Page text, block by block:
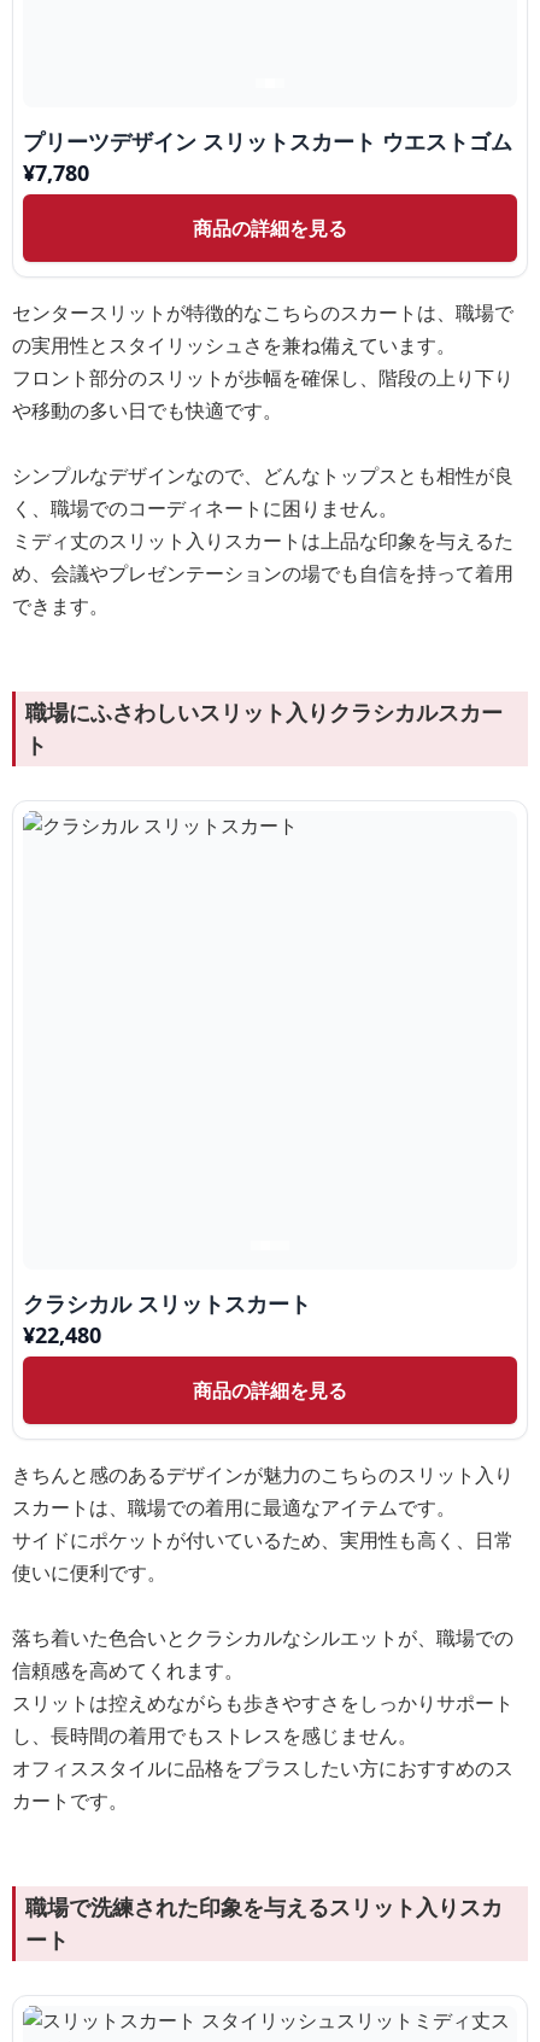
プリーツデザイン スリットスカート ウエストゴム
¥7,780
商品の詳細を見る
センタースリットが特徴的なこちらのスカートは、職場で
の実用性とスタイリッシュさを兼ね備えています。
フロント部分のスリットが歩幅を確保し、階段の上り下り
や移動の多い日でも快適です。
シンプルなデザインなので、どんなトップスとも相性が良
く、職場でのコーディネートに困りません。
ミディ丈のスリット入りスカートは上品な印象を与えるた
め、会議やプレゼンテーションの場でも自信を持って着用
できます。
職場にふさわしいスリット入りクラシカルスカー
ト
クラシカル スリットスカート
¥22,480
商品の詳細を見る
きちんと感のあるデザインが魅力のこちらのスリット入り
スカートは、職場での着用に最適なアイテムです。
サイドにポケットが付いているため、実用性も高く、日常
使いに便利です。
落ち着いた色合いとクラシカルなシルエットが、職場での
信頼感を高めてくれます。
スリットは控えめながらも歩きやすさをしっかりサポート
し、長時間の着用でもストレスを感じません。
オフィススタイルに品格をプラスしたい方におすすめのス
カートです。
職場で洗練された印象を与えるスリット入りスカ
ート